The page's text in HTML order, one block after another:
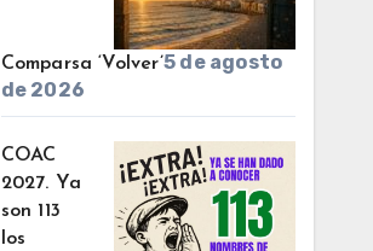
Comparsa ‘Volver’5 de agosto
de 2026
COAC
2027. Ya
son 113
los